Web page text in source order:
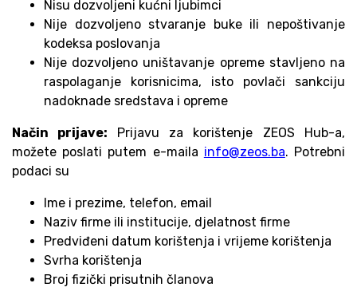
Nisu dozvoljeni kućni ljubimci
Nije dozvoljeno stvaranje buke ili nepoštivanje
kodeksa poslovanja
Nije dozvoljeno uništavanje opreme stavljeno na
raspolaganje korisnicima, isto povlači sankciju
nadoknade sredstava i opreme
Način prijave: Prijavu za korištenje ZEOS Hub-a,
možete poslati putem e-maila info@zeos.ba. Potrebni
podaci su
Ime i prezime, telefon, email
Naziv firme ili institucije, djelatnost firme
Predviđeni datum korištenja i vrijeme korištenja
Svrha korištenja
Broj fizički prisutnih članova